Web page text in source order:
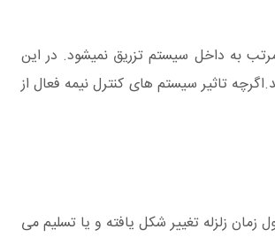
به داخل سیستم تزریق نمیشود. در این
تاثیر سیستم های کنترل نیمه فعال از
زلزله تغییر شکل یافته و یا تسلیم می